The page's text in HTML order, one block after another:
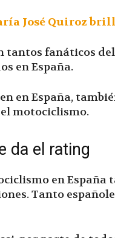
José Quiroz
tantos fanáticos
en España.
en España,
motociclismo.
da el rating
en España
Tanto